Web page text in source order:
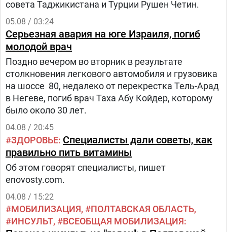
совета Таджикистана и Турции Рушен Четин.
05.08 / 03:24
Серьезная авария на юге Израиля, погиб
молодой врач
Поздно вечером во вторник в результате
столкновения легкового автомобиля и грузовика
на шоссе 80, недалеко от перекрестка Тель-Арад
в Негеве, погиб врач Таха Абу Койдер, которому
было около 30 лет.
04.08 / 20:45
ЗДОРОВЬЕ Специалисты дали советы, как
правильно пить витамины
Об этом говорят специалисты, пишет
enovosty.com.
04.08 / 15:22
МОБИЛИЗАЦИЯ
ПОЛТАВСКАЯ ОБЛАСТЬ
ИНСУЛЬТ
ВСЕОБЩАЯ МОБИЛИЗАЦИЯ